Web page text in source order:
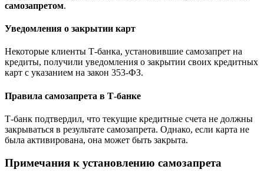
самозапретом.
Уведомления о закрытии карт
Некоторые клиенты Т-банка, установившие самозапрет на
кредиты, получили уведомления о закрытии своих кредитных
карт с указанием на закон 353-ФЗ.
Правила самозапрета в Т-банке
Т-банк подтвердил, что текущие кредитные счета не должны
закрываться в результате самозапрета. Однако, если карта не
была активирована, она может быть закрыта.
Примечания к установлению самозапрета